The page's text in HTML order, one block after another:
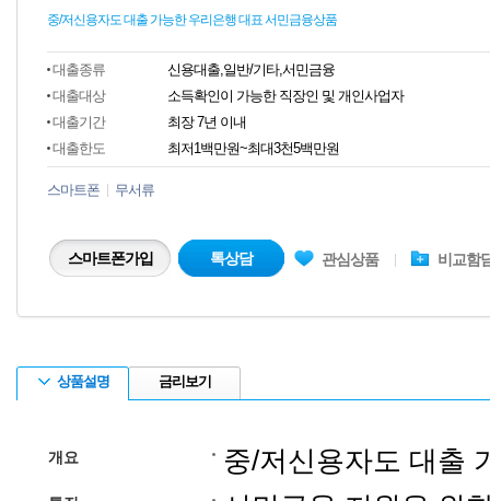
중/저신용자도 대출 가능한 우리은행 대표 서민금융상품
대출종류
신용대출,일반/기타,서민금융
대출대상
소득확인이 가능한 직장인 및 개인사업자
대출기간
최장 7년 이내
대출한도
최저1백만원~최대3천5백만원
스마트폰 무서류
스마트폰가입 톡상담 관심상품 비교함
상품설명 금리보기
개요 중/저신용자도 대출